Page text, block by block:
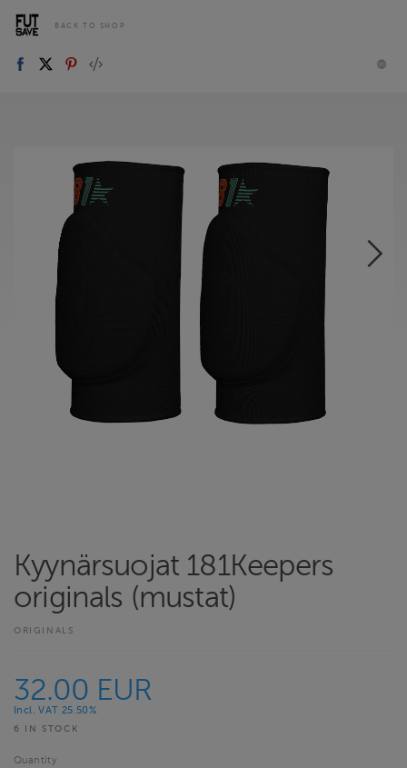
BACK TO SHOP
Kyynärsuojat 181Keepers
originals (mustat)
ORIGINALS
32.00 EUR
Incl. VAT 25.50%
6 IN STOCK
Quantity